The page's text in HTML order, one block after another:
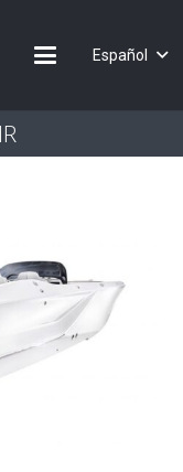
Español